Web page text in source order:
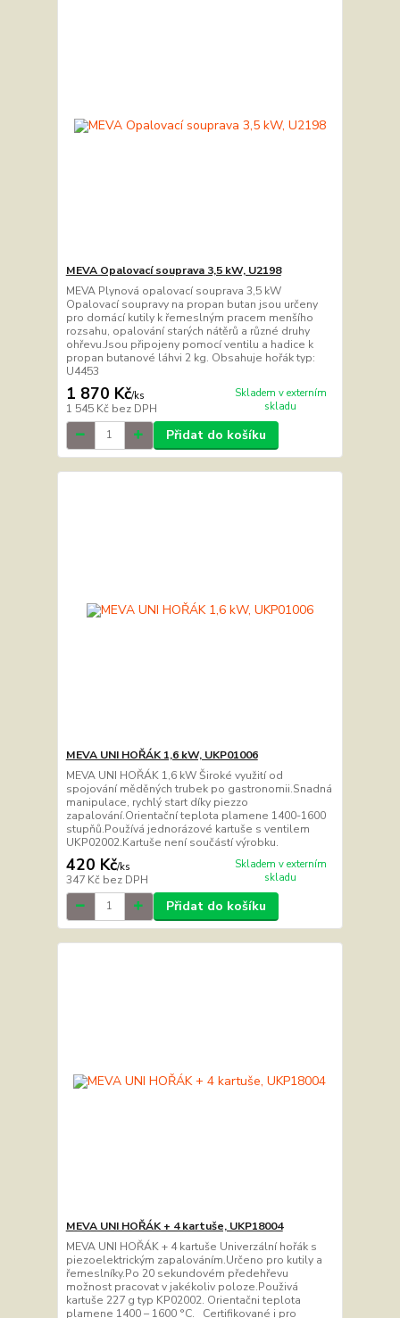
MEVA Opalovací souprava 3,5 kW, U2198
MEVA Plynová opalovací souprava 3,5 kW
Opalovací soupravy na propan butan jsou určeny
pro domácí kutily k řemeslným pracem menšího
rozsahu, opalování starých nátěrů a různé druhy
ohřevu.Jsou připojeny pomocí ventilu a hadice k
propan butanové láhvi 2 kg. Obsahuje hořák typ:
U4453
1 870 Kč/ks
1 545 Kč bez DPH
Skladem v externím
skladu
Přidat do košíku
MEVA UNI HOŘÁK 1,6 kW, UKP01006
MEVA UNI HOŘÁK 1,6 kW Široké využití od
spojování měděných trubek po gastronomii.Snadná
manipulace, rychlý start díky piezzo
zapalování.Orientační teplota plamene 1400-1600
stupňů.Používá jednorázové kartuše s ventilem
UKP02002.Kartuše není součástí výrobku.
420 Kč/ks
347 Kč bez DPH
Skladem v externím
skladu
Přidat do košíku
MEVA UNI HOŘÁK + 4 kartuše, UKP18004
MEVA UNI HOŘÁK + 4 kartuše Univerzální hořák s
piezoelektrickým zapalováním.Určeno pro kutily a
řemeslníky.Po 20 sekundovém předehřevu
možnost pracovat v jakékoliv poloze.Použivá
kartuše 227 g typ KP02002. Orientačni teplota
plamene 1400 – 1600 °C. Certifikované i pro